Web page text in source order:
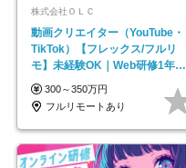
株式会社ＯＬＣ
動画クリエイター（YouTube・
TikTok）【フレックス/フルリ
モ】未経験OK｜Web研修1年間
｜副業OK
300～350万円
フルリモートあり